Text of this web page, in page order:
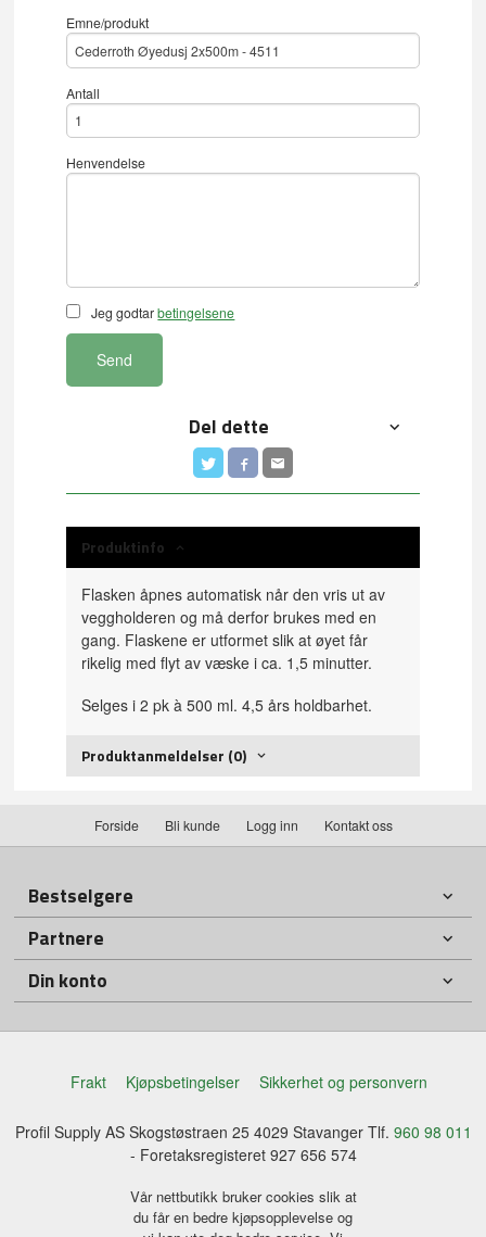
Emne/produkt
Antall
Henvendelse
Jeg godtarbetingelsene
Send
Del dette
Produktinfo
Flasken åpnes automatisk når den vris ut av
veggholderen og må derfor brukes med en
gang. Flaskene er utformet slik at øyet får
rikelig med flyt av væske i ca. 1,5 minutter.
Selges i 2 pk à 500 ml. 4,5 års holdbarhet.
Produktanmeldelser (0)
Forside Bli kunde Logg inn Kontakt oss
Bestselgere
Partnere
Din konto
Frakt Kjøpsbetingelser Sikkerhet og personvern
Profil Supply AS Skogstøstraen 25 4029 Stavanger Tlf. 960 98 011
- Foretaksregisteret 927 656 574
Vår nettbutikk bruker cookies slik at
du får en bedre kjøpsopplevelse og